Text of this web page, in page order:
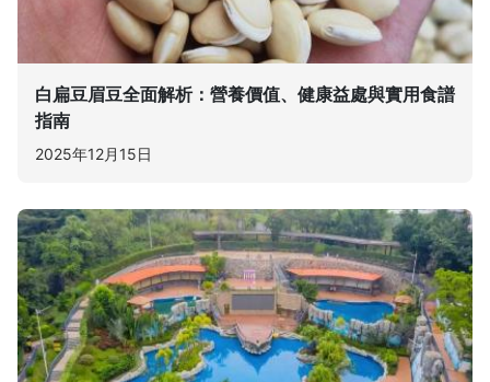
白扁豆眉豆全面解析：營養價值、健康益處與實用食譜
指南
2025年12月15日